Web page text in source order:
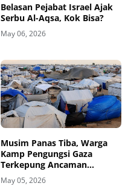
Belasan Pejabat Israel Ajak
Serbu Al-Aqsa, Kok Bisa?
May 06, 2026
Musim Panas Tiba, Warga
Kamp Pengungsi Gaza
Terkepung Ancaman
Penyakit Kulit
May 05, 2026